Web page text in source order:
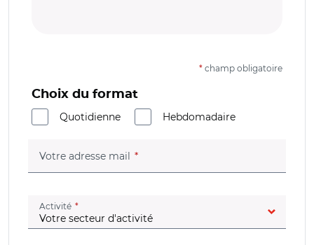
* champ obligatoire
Choix du format
Quotidienne
Hebdomadaire
Votre adresse mail (champ obligatoire)
Activité (champ obligatoire)